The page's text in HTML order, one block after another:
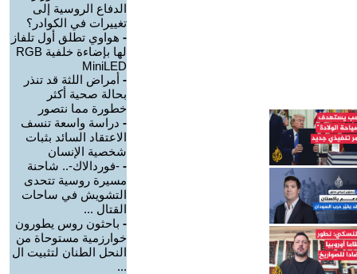
الدفاع الروسية إلى
تغييرات في الكوادر؟
- هواوي تطلق أول تلفاز
لها بإضاءة خلفية RGB
MiniLED
- أمراض اللثة قد تنذر
بحالة صحية أكثر
خطورة مما نتصور
- دراسة واسعة تنسف
الاعتقاد السائد بثبات
شخصية الإنسان
- -فوردالاك-.. شاحنة
مسيرة روسية تتحدى
التشويش في ساحات
القتال ...
- باحثون روس يطورون
خوارزمية مستوحاة من
النحل الطنان لتثبيت ال
...